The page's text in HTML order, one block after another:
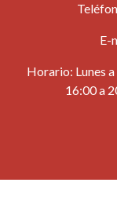
E-
Horario: Lunes
16:00 a